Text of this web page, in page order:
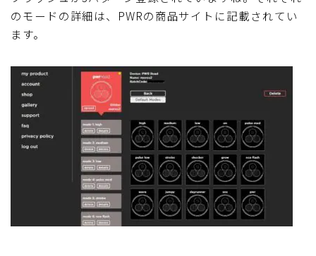
のモードの詳細は、PWRの商品サイトに記載されてい
ます。